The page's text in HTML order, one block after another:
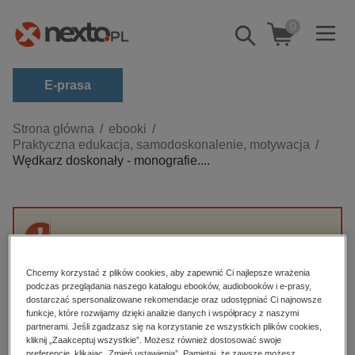
Pokaż/schowaj
wyszukiwarkę
0
E-prasa
Kategorie
Zobacz wszystkie E-prasa
biznesowe, branżowe, gospodarka
darmowe wydania
edukacja
hobby, sport, rozrywka
komputery, internet, technologie, informatyka
Strona główna
ebooki
Praktyczna edukacja, samodoskonalenie, motywacja
Wędkarz doskonały - monografie....
dostępny.
High-contrast mode
Chcemy korzystać z plików cookies, aby zapewnić Ci najlepsze wrażenia
podczas przeglądania naszego katalogu ebooków, audiobooków i e-prasy,
dostarczać spersonalizowane rekomendacje oraz udostępniać Ci najnowsze
funkcje, które rozwijamy dzięki analizie danych i współpracy z naszymi
partnerami. Jeśli zgadzasz się na korzystanie ze wszystkich plików cookies,
kliknij „Zaakceptuj wszystkie”. Możesz również dostosować swoje